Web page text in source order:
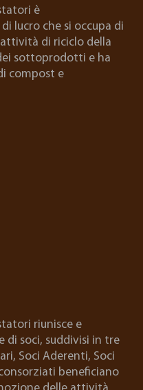
è
lucro che si occupa di
di riciclo della
sottoprodotti e ha
compost e
riunisce e
di soci, suddivisi in tre
Soci Aderenti, Soci
beneficiano